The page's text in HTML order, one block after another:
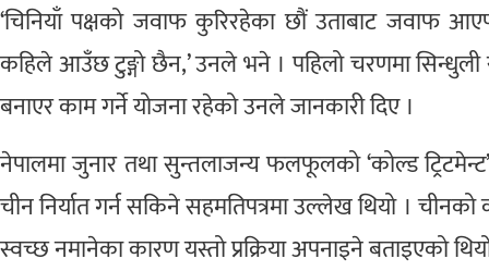
‘चिनियाँ पक्षको जवाफ कुरिरहेका छौं उताबाट जवाफ
कहिले आउँछ टुङ्गो छैन,’ उनले भने । पहिलो चरणमा
बनाएर काम गर्ने योजना रहेको उनले जानकारी दिए ।
नेपालमा जुनार तथा सुन्तलाजन्य फलफूलको ‘कोल्ड ट्रिटमेन्ट’
चीन निर्यात गर्न सकिने सहमतिपत्रमा उल्लेख थियो ।
स्वच्छ नमानेका कारण यस्तो प्रक्रिया अपनाइने बताइएको